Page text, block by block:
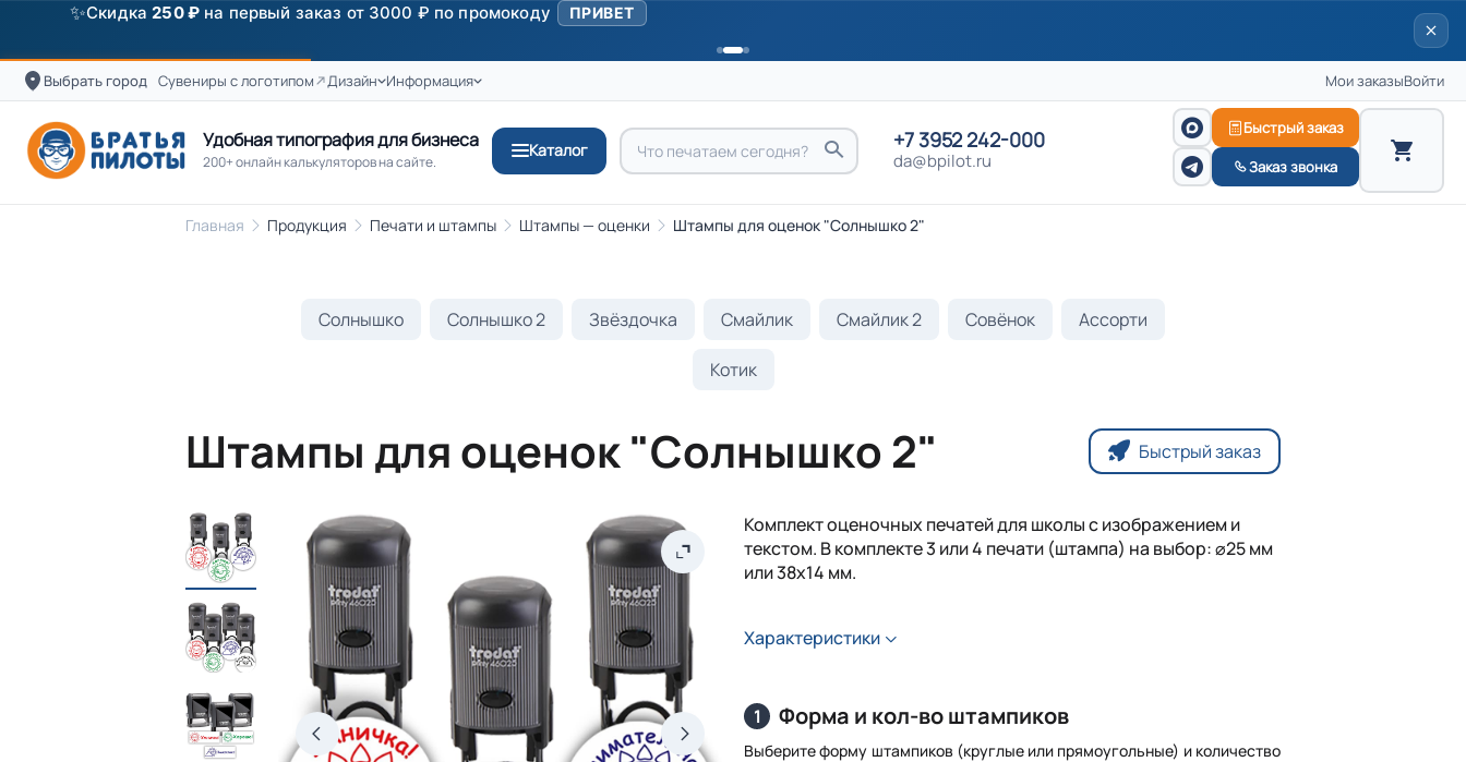
✨Скидка250 ₽на первый заказ от 3000 ₽ по промокоду ПРИВЕТ
Выбрать город Сувениры с логотипом Дизайн Информация Мои заказыВойти
Удобная типография для бизнеса
200+ онлайн калькуляторов на сайте.
Каталог +7 3952 242-000
da@bpilot.ru
Быстрый заказ
Заказ звонка
Главная Продукция Печати и штампы Штампы — оценки Штампы для оценок "Солнышко 2"
Солнышко Солнышко 2 Звёздочка Смайлик Смайлик 2 Совёнок Ассорти
Котик
Штампы для оценок "Солнышко 2" Быстрый заказ
Комплект оценочных печатей для школы с изображением и
текстом. В комплекте 3 или 4 печати (штампа) на выбор: ⌀25 мм
или 38х14 мм.
Характеристики
1 Форма и кол-во штампиков
Выберите форму штампиков (круглые или прямоугольные) и количество